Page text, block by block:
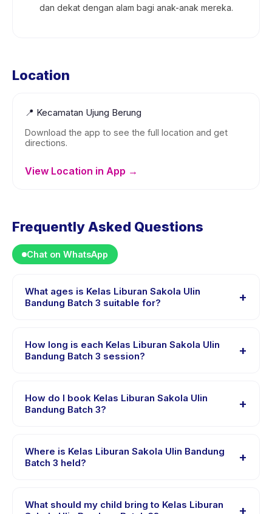
dan dekat dengan alam bagi anak-anak mereka.
Location
📍 Kecamatan Ujung Berung
Download the app to see the full location and get
directions.
View Location in App →
Frequently Asked Questions
Chat on WhatsApp
What ages is Kelas Liburan Sakola Ulin
Bandung Batch 3 suitable for?
+
for children aged 4 to 12 years. The instructor adapts
the program to suit different skill levels within this age
How long is each Kelas Liburan Sakola Ulin
Bandung Batch 3 session?
+
Batch 3 runs about 2 hours. Arrive 10 minutes early to
settle in before the class starts.
How do I book Kelas Liburan Sakola Ulin
Bandung Batch 3?
+
Sakola Ulin Bandung Batch 3, choose your preferred
date and package, and book instantly. You will receive
Where is Kelas Liburan Sakola Ulin Bandung
Batch 3 held?
+
the provider's venue in Kecamatan Ujung Berung. Full
What should my child bring to Kelas Liburan
+